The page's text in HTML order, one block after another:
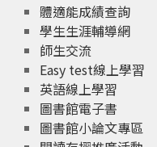
體適能成績查詢
學生生涯輔導網
師生交流
Easy test線上學習
英語線上學習
圖書館電子書
圖書館小論文專區